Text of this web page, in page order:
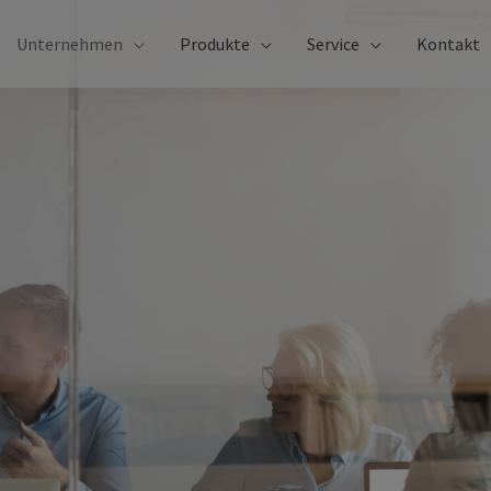
Unternehmen Produkte Service Kontakt